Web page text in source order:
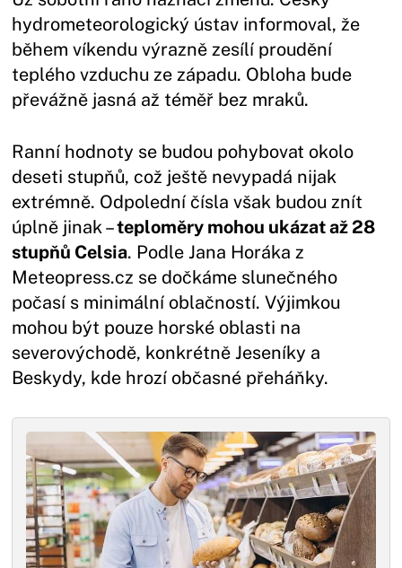
hydrometeorologický ústav informoval, že
během víkendu výrazně zesílí proudění
teplého vzduchu ze západu. Obloha bude
převážně jasná až téměř bez mraků.
Ranní hodnoty se budou pohybovat okolo
deseti stupňů, což ještě nevypadá nijak
extrémně. Odpolední čísla však budou znít
úplně jinak –teploměry mohou ukázat až 28
stupňů Celsia. Podle Jana Horáka z
Meteopress.cz se dočkáme slunečného
počasí s minimální oblačností. Výjimkou
mohou být pouze horské oblasti na
severovýchodě, konkrétně Jeseníky a
Beskydy, kde hrozí občasné přeháňky.